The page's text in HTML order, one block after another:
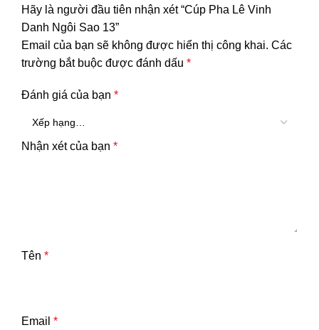
Hãy là người đầu tiên nhận xét “Cúp Pha Lê Vinh
Danh Ngôi Sao 13”
Email của bạn sẽ không được hiển thị công khai. Các
trường bắt buộc được đánh dấu *
Đánh giá của bạn *
Nhận xét của bạn *
Tên *
Email *